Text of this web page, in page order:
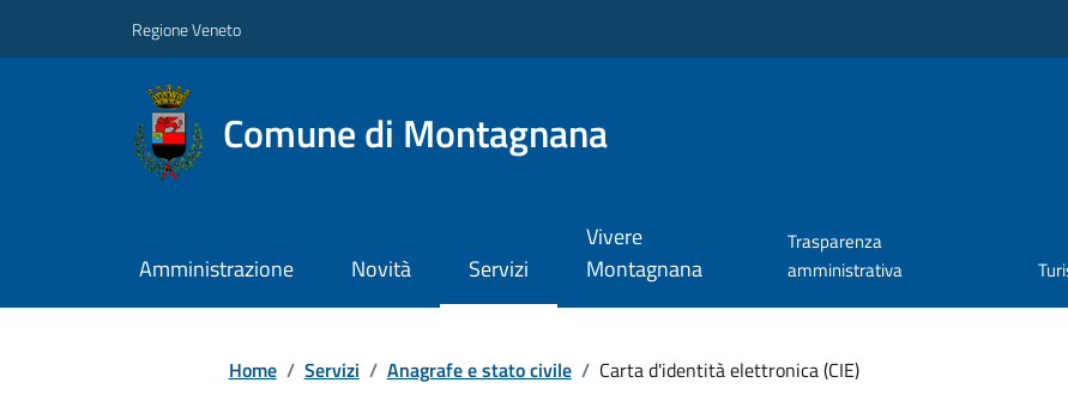
Regione Veneto
Comune di Montagnana
Amministrazione Novità Servizi
Vivere
Montagnana
Trasparenza
amministrativa
Home / Servizi / Anagrafe e stato civile / Carta d'identità elettronica (CIE)